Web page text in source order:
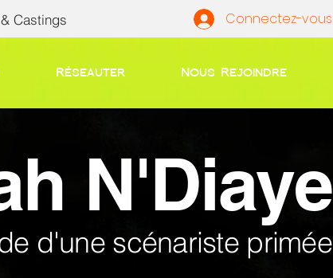
Castings Connectez-vous
Réseauter Nous Rejoindre
N'Diaye
d'une scénariste primée